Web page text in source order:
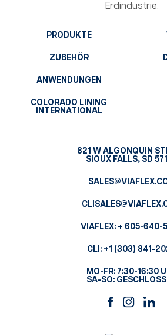
Erdindustrie.
PRODUKTE
ZUBEHÖR
ANWENDUNGEN
COLORADO LINING
INTERNATIONAL
821 W ALGONQUIN
SIOUX FALLS, SD
VIAFLEX: + 605-640-
CLI: +1 (303) 841-
MO-FR: 7:30-16:30
SA-SO: